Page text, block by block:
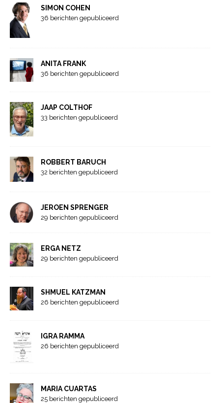
SIMON COHEN
36 berichten gepubliceerd
ANITA FRANK
36 berichten gepubliceerd
JAAP COLTHOF
33 berichten gepubliceerd
ROBBERT BARUCH
32 berichten gepubliceerd
JEROEN SPRENGER
29 berichten gepubliceerd
ERGA NETZ
29 berichten gepubliceerd
SHMUEL KATZMAN
26 berichten gepubliceerd
IGRA RAMMA
26 berichten gepubliceerd
MARIA CUARTAS
25 berichten gepubliceerd